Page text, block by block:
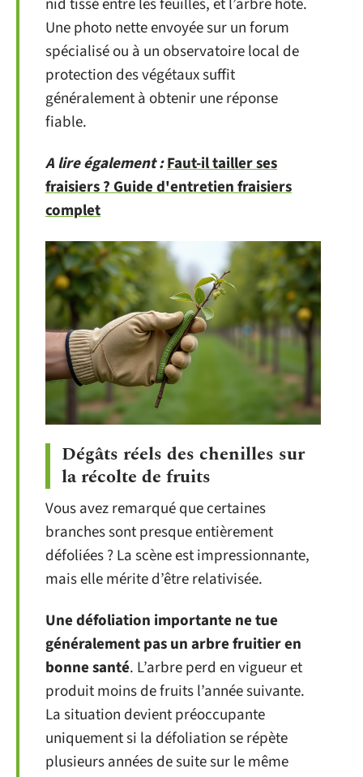
Une photo nette envoyée sur un forum
spécialisé ou à un observatoire local de
protection des végétaux suffit
généralement à obtenir une réponse
fiable.
A lire également :Faut-il tailler ses
fraisiers ? Guide d'entretien fraisiers
complet
Dégâts réels des chenilles sur
la récolte de fruits
Vous avez remarqué que certaines
branches sont presque entièrement
défoliées ? La scène est impressionnante,
mais elle mérite d’être relativisée.
Une défoliation importante ne tue
généralement pas un arbre fruitier en
bonne santé. L’arbre perd en vigueur et
produit moins de fruits l’année suivante.
La situation devient préoccupante
uniquement si la défoliation se répète
plusieurs années de suite sur le même